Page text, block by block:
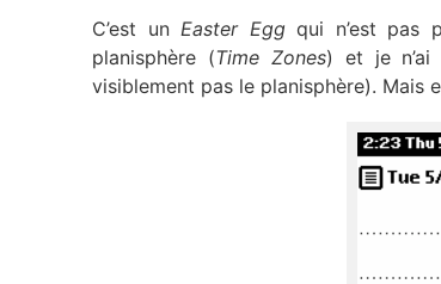
C’est unEaster Eggqui n’est pas
planisphère (Time Zones) et je n’ai
visiblement pas le planisphère). Mais